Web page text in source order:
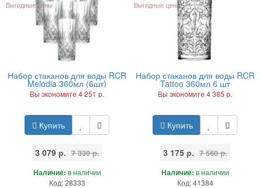
Выгодные цены
Набор стаканов для воды RCR
Melodia 360мл (6шт)
Вы экономите 4 251 р.
Купить
3 079 р. 7 330 р.
Наличие: в наличии
Код: 28333
Выгодные цены
Набор стаканов для воды RCR
Tattoo 360мл 6 шт
Вы экономите 4 385 р.
Купить
3 175 р. 7 560 р.
Наличие: в наличии
Код: 41384